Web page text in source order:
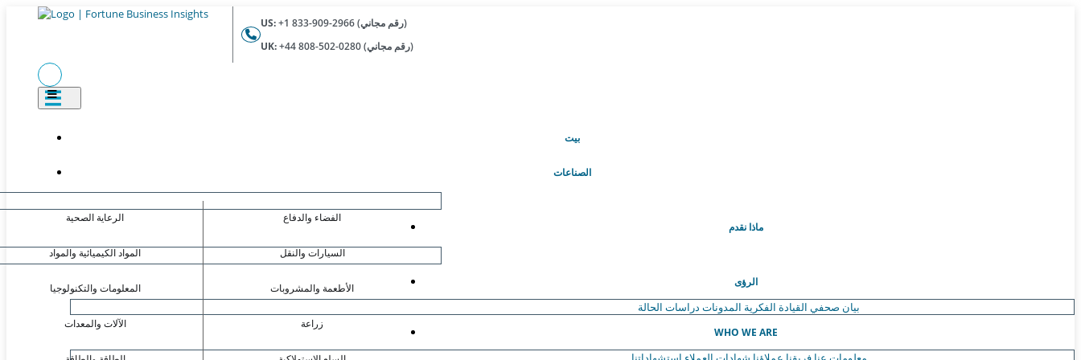
US:
+1 833-909-2966 (رقم مجاني)
UK:
+44 808-502-0280 (رقم مجاني)
بيت
الصناعات
الرعاية الصحية
المواد الكيميائية والمواد
المعلومات والتكنولوجيا
الآلات والمعدات
الفضاء والدفاع
السيارات والنقل
الأطعمة والمشروبات
زراعة
ماذا نقدم
الرؤى
بيان صحفي القيادة الفكرية المدونات دراسات الحالة
WHO WE ARE